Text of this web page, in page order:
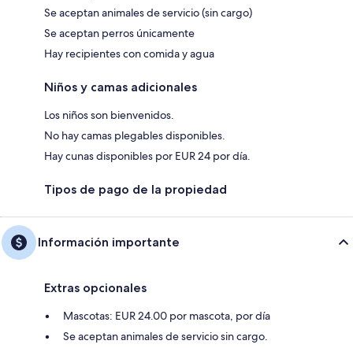
Se aceptan animales de servicio (sin cargo)
Se aceptan perros únicamente
Hay recipientes con comida y agua
Niños y camas adicionales
Los niños son bienvenidos.
No hay camas plegables disponibles.
Hay cunas disponibles por EUR 24 por día.
Tipos de pago de la propiedad
Información importante
Extras opcionales
Mascotas: EUR 24.00 por mascota, por día
Se aceptan animales de servicio sin cargo.